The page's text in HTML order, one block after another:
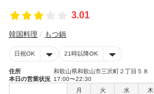
3.01
韓国料理 もつ鍋
日祝OK 21時以降OK
住所
和歌山県和歌山市三沢町２丁目５８
本日の営業状況 17:00〜22:30
月
火 水 木